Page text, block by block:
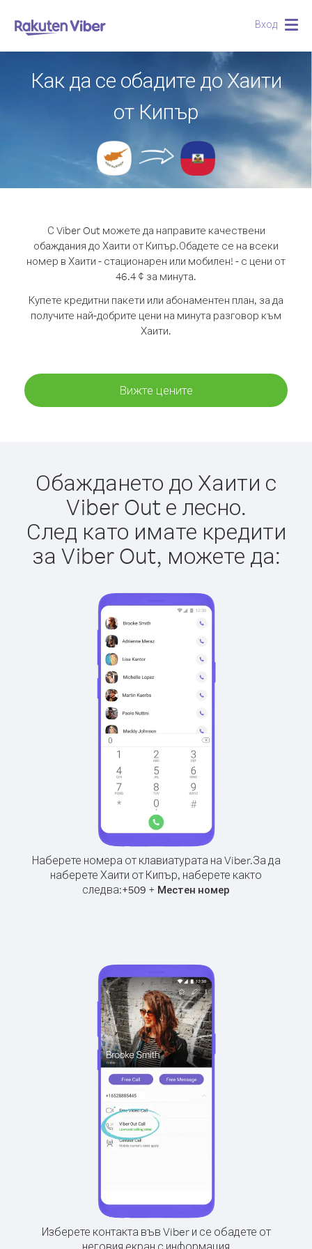
Вход
Как да се обадите до Хаити
от Кипър
С Viber Out можете да направите качествени
обаждания до Хаити от Кипър.Обадете се на всеки
номер в Хаити - стационарен или мобилен! - с цени от
46.4 ¢ за минута.
Купете кредитни пакети или абонаментен план, за да
получите най-добрите цени на минута разговор към
Хаити.
Вижте цените
Обаждането до Хаити с
Viber Out е лесно.
След като имате кредити
за Viber Out, можете да:
Наберете номера от клавиатурата на Viber.За да
наберете Хаити от Кипър, наберете както
следва:+509 + Местен номер
Изберете контакта във Viber и се обадете от
неговия екран с информация